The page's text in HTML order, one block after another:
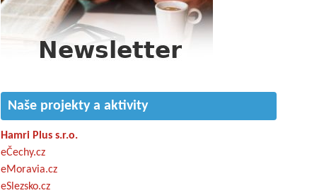
Naše projekty a aktivity
Hamri Plus s.r.o.
eČechy.cz
eMoravia.cz
eSlezsko.cz